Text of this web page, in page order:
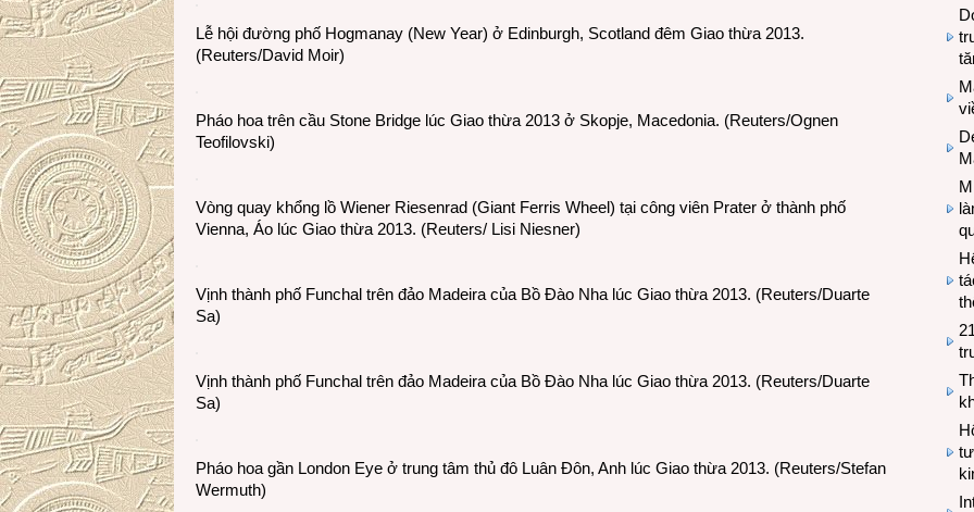
Lễ hội đường phố Hogmanay (New Year) ở Edinburgh, Scotland đêm Giao thừa 2013.
(Reuters/David Moir)
Pháo hoa trên cầu Stone Bridge lúc Giao thừa 2013 ở Skopje, Macedonia. (Reuters/Ognen
Teofilovski)
Vòng quay khổng lồ Wiener Riesenrad (Giant Ferris Wheel) tại công viên Prater ở thành phố
Vienna, Áo lúc Giao thừa 2013. (Reuters/ Lisi Niesner)
Vịnh thành phố Funchal trên đảo Madeira của Bồ Đào Nha lúc Giao thừa 2013. (Reuters/Duarte
Sa)
Vịnh thành phố Funchal trên đảo Madeira của Bồ Đào Nha lúc Giao thừa 2013. (Reuters/Duarte
Sa)
Pháo hoa gần London Eye ở trung tâm thủ đô Luân Đôn, Anh lúc Giao thừa 2013. (Reuters/Stefan
Wermuth)